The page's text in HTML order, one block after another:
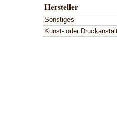
Hersteller
Sonstiges
Kunst- oder